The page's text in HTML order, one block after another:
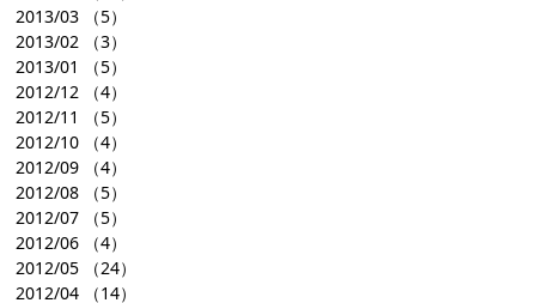
2013/03 （5）
2013/02 （3）
2013/01
（5）
2012/12 （4）
2012/11
（5）
2012/10 （4）
2012/09 （4）
2012/08 （5）
2012/07 （5）
2012/06 （4）
2012/05 （24）
2012/04 （14）